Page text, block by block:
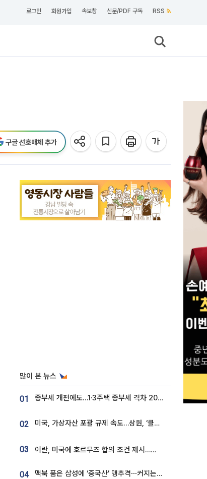
로그인 회원가입 속보창 신문/PDF 구독 RSS
구글 선호매체 추가
많이 본 뉴스
01 종부세 개편에도…1·3주택 종부세 격차 2028년부터 확대
02 미국, 가상자산 포괄 규제 속도…상원, ‘클래리티법’ 9월 절차투표 추진
03 이란, 미국에 호르무즈 합의 조건 제시…美 “경기 아직 안 끝나” [종합]
04 맥북 품은 삼성에 ‘중국산’ 맹추격⋯커지는 노트북 OLED 시장